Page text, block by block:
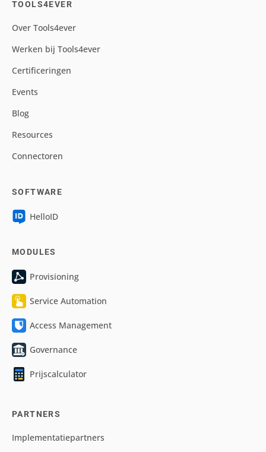
TOOLS4EVER
Over Tools4ever
Werken bij Tools4ever
Certificeringen
Events
Blog
Resources
Connectoren
SOFTWARE
HelloID
MODULES
Provisioning
Service Automation
Access Management
Governance
Prijscalculator
PARTNERS
Implementatiepartners